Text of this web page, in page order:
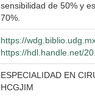
sensibilidad de 50% y
70%.
https://
https://hdl.handle.net/
ESPECIALIDAD EN
HCGJIM